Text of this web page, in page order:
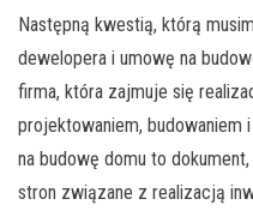
Następną kwestią, którą
dewelopera i umowę na
firma, która zajmuje się
projektowaniem, budowaniem
na budowę domu to
stron związane z realizacją